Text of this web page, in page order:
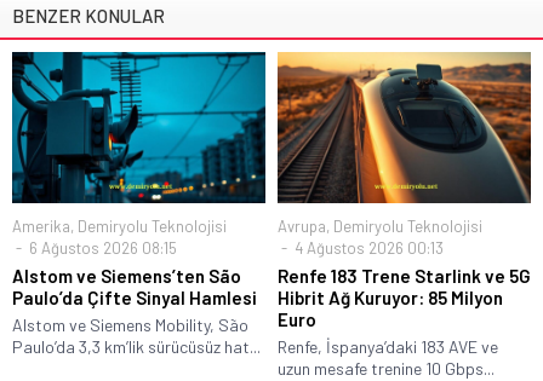
BENZER KONULAR
Amerika, Demiryolu Teknolojisi
6 Ağustos 2026 08:15
Alstom ve Siemens’ten São
Paulo’da Çifte Sinyal Hamlesi
Alstom ve Siemens Mobility, São
Paulo’da 3,3 km’lik sürücüsüz hat...
Avrupa, Demiryolu Teknolojisi
4 Ağustos 2026 00:13
Renfe 183 Trene Starlink ve 5G
Hibrit Ağ Kuruyor: 85 Milyon
Euro
Renfe, İspanya’daki 183 AVE ve
uzun mesafe trenine 10 Gbps...